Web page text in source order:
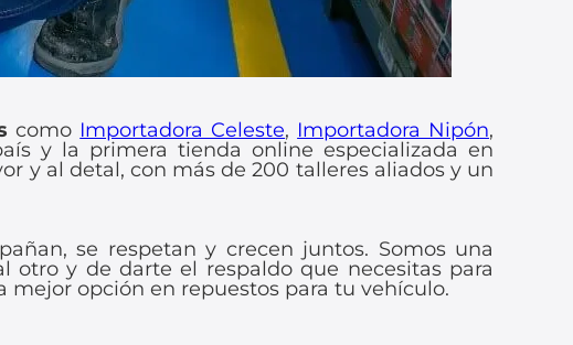
como Importadora Celeste, Importadora Nipón,
y la primera tienda online especializada en
y al detal, con más de 200 talleres aliados y un
se respetan y crecen juntos. Somos una
otro y de darte el respaldo que necesitas para
opción en repuestos para tu vehículo.